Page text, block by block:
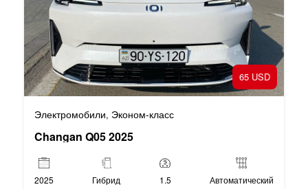
65 USD
Электромобили, Эконом-класс
Changan Q05 2025
2025 Гибрид 1.5 Автоматический